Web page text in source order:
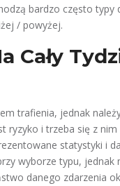
bardzo często typy
/ powyżej.
Cały
trafienia, jednak
ryzyko i trzeba się z nim
statystyki i
wyborze typu, jednak
danego zdarzenia